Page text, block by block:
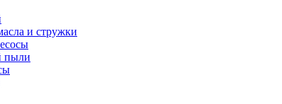
и стружки
пыли